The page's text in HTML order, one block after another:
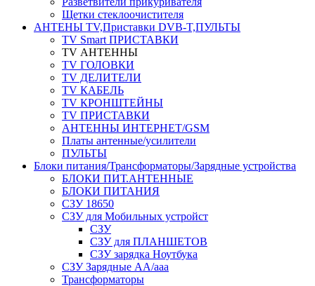
Щетки стеклоочистителя
АНТЕНЫ ТV,Приставки DVB-T,ПУЛЬТЫ
TV Smart ПРИСТАВКИ
TV АНТЕННЫ
TV ГОЛОВКИ
TV ДЕЛИТЕЛИ
TV КАБЕЛЬ
TV КРОНШТЕЙНЫ
TV ПРИСТАВКИ
АНТЕННЫ ИНТЕРНЕТ/GSM
Платы антенные/усилители
ПУЛЬТЫ
Блоки питания/Трансформаторы/Зарядные устройства
БЛОКИ ПИТ.АНТЕННЫЕ
БЛОКИ ПИТАНИЯ
СЗУ 18650
СЗУ для Мобильных устройст
СЗУ
СЗУ для ПЛАНШЕТОВ
СЗУ зарядка Ноутбука
СЗУ Зарядные АА/ааа
Трансформаторы